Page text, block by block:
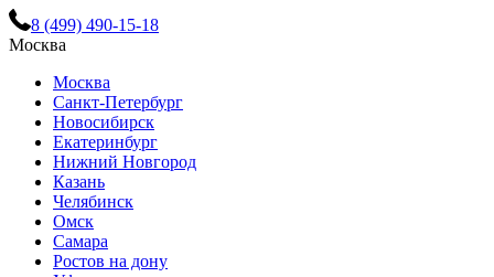
8 (499) 490-15-18
Москва
Москва
Санкт-Петербург
Новосибирск
Екатеринбург
Нижний Новгород
Казань
Челябинск
Омск
Самара
Ростов на дону